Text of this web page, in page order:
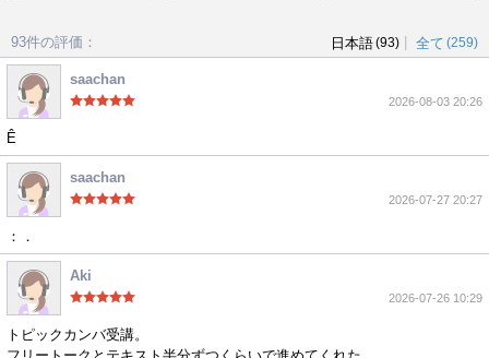
93件の評価： 日本語(93) 全て (259)
saachan
2026-08-03 20:26
Ê
saachan
2026-07-27 20:27
：．
Aki
2026-07-26 10:29
トピックカンバ受講。